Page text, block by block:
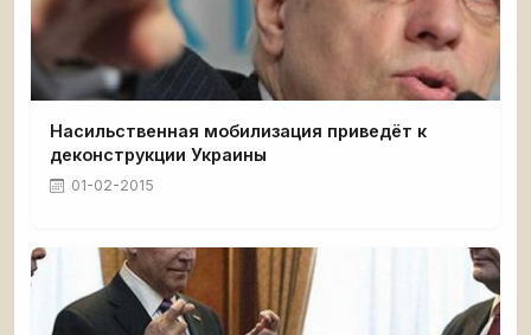
Насильственная мобилизация приведёт к
деконструкции Украины
01-02-2015